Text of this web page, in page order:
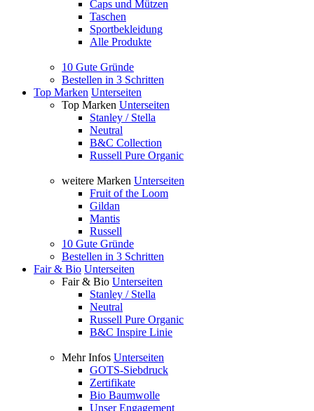
Caps und Mützen
Taschen
Sportbekleidung
Alle Produkte
10 Gute Gründe
Bestellen in 3 Schritten
Top Marken Unterseiten
Top Marken Unterseiten
Stanley / Stella
Neutral
B&C Collection
Russell Pure Organic
weitere Marken Unterseiten
Fruit of the Loom
Gildan
Mantis
Russell
10 Gute Gründe
Bestellen in 3 Schritten
Fair & Bio Unterseiten
Fair & Bio Unterseiten
Stanley / Stella
Neutral
Russell Pure Organic
B&C Inspire Linie
Mehr Infos Unterseiten
GOTS-Siebdruck
Zertifikate
Bio Baumwolle
Unser Engagement